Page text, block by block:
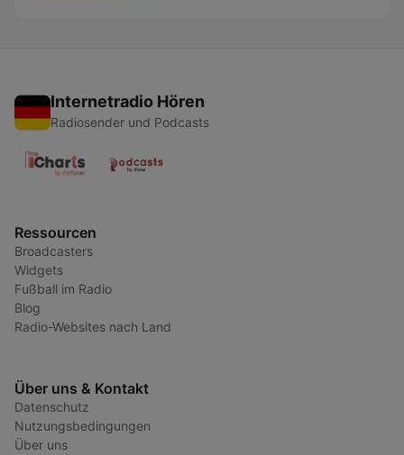
Internetradio Hören
Radiosender und Podcasts
Ressourcen
Broadcasters
Widgets
Fußball im Radio
Blog
Radio-Websites nach Land
Über uns & Kontakt
Datenschutz
Nutzungsbedingungen
Über uns